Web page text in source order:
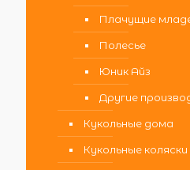
Плачущие
Полесье
Юник Айз
Другие
Кукольные дома
Кукольные коляски